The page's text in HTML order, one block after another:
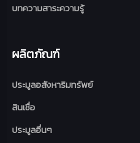
บทความสาระความรู้
ผลิตภัณฑ์
ประมูลอสังหาริมทรัพย์
สินเชื่อ
ประมูลอื่นๆ